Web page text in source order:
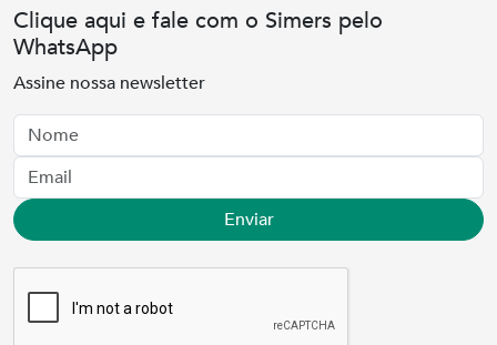
Clique aqui e fale com o Simers pelo
WhatsApp
Assine nossa newsletter
Nome
Email
Enviar